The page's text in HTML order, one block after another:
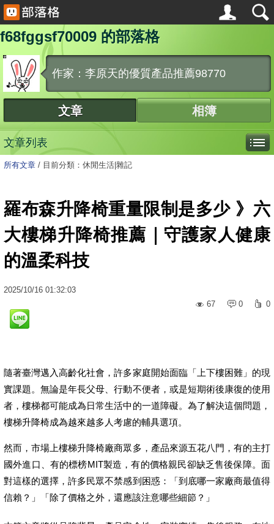
f68fggsf70009 的部落格
作家：李原天的優質產品推薦98770
文章 相簿
文章列表
所有文章 / 目前分類：休閒生活|雜記
羅布森升降椅重量限制是多少 》六
大樓梯升降椅推薦｜守護家人健康
的溫柔科技
2025/10/16 01:32:03
67
0 0
隨著臺灣邁入高齡化社會，許多家庭開始面臨「上下樓困難」的現
實課題。無論是年長父母、行動不便者，或是短期術後康復的使用
者，樓梯都可能成為日常生活中的一道障礙。為了解決這個問題，
樓梯升降椅成為越來越多人考慮的輔具選項。
然而，市場上樓梯升降椅廠商眾多，產品來源五花八門，有的主打
國外進口、有的標榜MIT製造，有的價格親民卻缺乏售後保障。面
對這樣的選擇，許多民眾不禁感到困惑：「到底哪一家廠商最值得
信賴？」「除了價格之外，還應該注意哪些細節？」